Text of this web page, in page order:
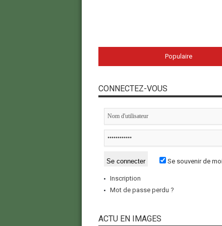
Populaire
CONNECTEZ-VOUS
Se souvenir de
Inscription
Mot de passe perdu ?
ACTU EN IMAGES